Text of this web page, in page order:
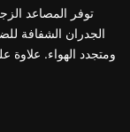
توفر المصاعد
الجدران الشفافة
ومتجدد الهواء.